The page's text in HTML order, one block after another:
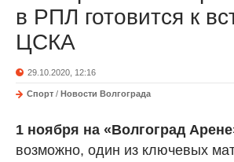
в РПЛ готовится к
ЦСКА
29.10.2020, 12:16
Спорт / Новости Волгограда
1 ноября на «Волгоград
возможно, один из ключевых